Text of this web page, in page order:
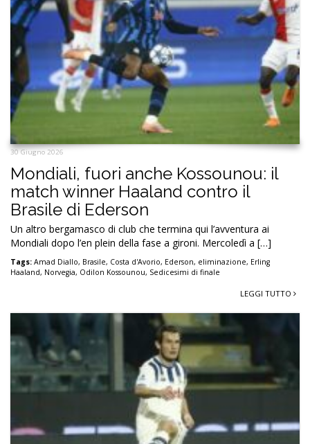
30 Giugno 2026
Mondiali, fuori anche Kossounou: il
match winner Haaland contro il
Brasile di Ederson
Un altro bergamasco di club che termina qui l’avventura ai
Mondiali dopo l’en plein della fase a gironi. Mercoledì a […]
Tags: Amad Diallo, Brasile, Costa d'Avorio, Ederson, eliminazione, Erling
Haaland, Norvegia, Odilon Kossounou, Sedicesimi di finale
LEGGI TUTTO